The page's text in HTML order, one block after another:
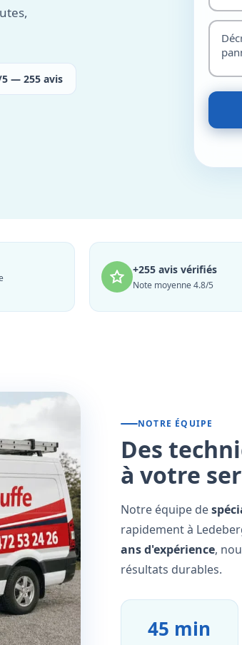
— 255 avis
+255 avis vérifiés
Note moyenne 4.8/5
NOTRE ÉQUIPE
Des
à votre
Notre équipe de
rapidement à
ans d'expérience,
résultats durables.
45 min